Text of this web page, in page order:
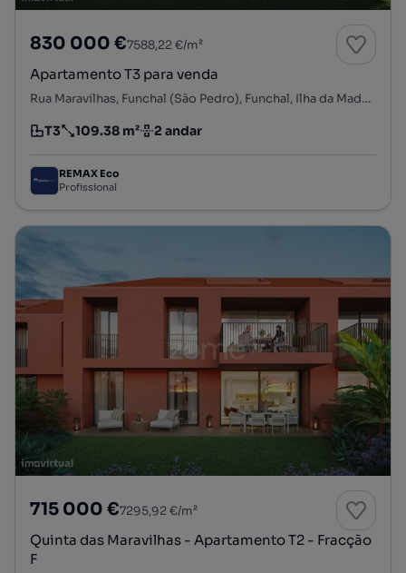
830 000 €7588,22 €/m²
Apartamento T3 para venda
Rua Maravilhas, Funchal (São Pedro), Funchal, Ilha da Madeira
Tipologia
T3
Preço por metro quadrado
109.38 m²
Andar 2 andar
REMAX Eco
Profissional
715 000 €7295,92 €/m²
Quinta das Maravilhas - Apartamento T2 - Fracção
F